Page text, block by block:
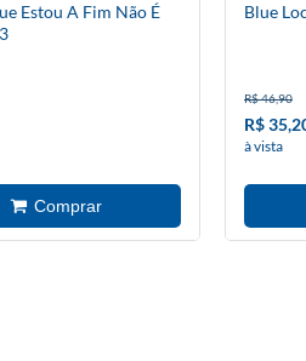
Estou A Fim Não É
Blue
R$ 46,90
R$
à vista